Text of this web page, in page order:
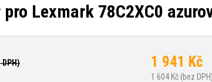
Lexmark 78C2XC0
1 941 Kč
1 604Kč (bez DPH)